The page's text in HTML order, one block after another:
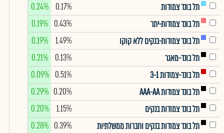
תל בונד צמודות
0.17%
0.24%
תל בונד צמודות-יתר
0.43%
0.19%
תל בונד צמודות-בנקים ללא קוקו
1.49%
0.19%
תל בונד-מאגר
0.13%
0.21%
תל בונד-צמודות 3-1
0.51%
0.09%
תל בונד צמודות AAA-AA
0.20%
0.29%
תל בונד צמודות בנקים
1.15%
0.20%
תל בונד צמודות בנקים וחברות ממשלתיות
0.39%
0.28%